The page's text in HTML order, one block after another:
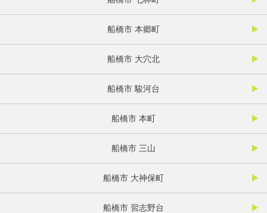
船橋市 本郷町
船橋市 大穴北
船橋市 駿河台
船橋市 本町
船橋市 三山
船橋市 大神保町
船橋市 習志野台